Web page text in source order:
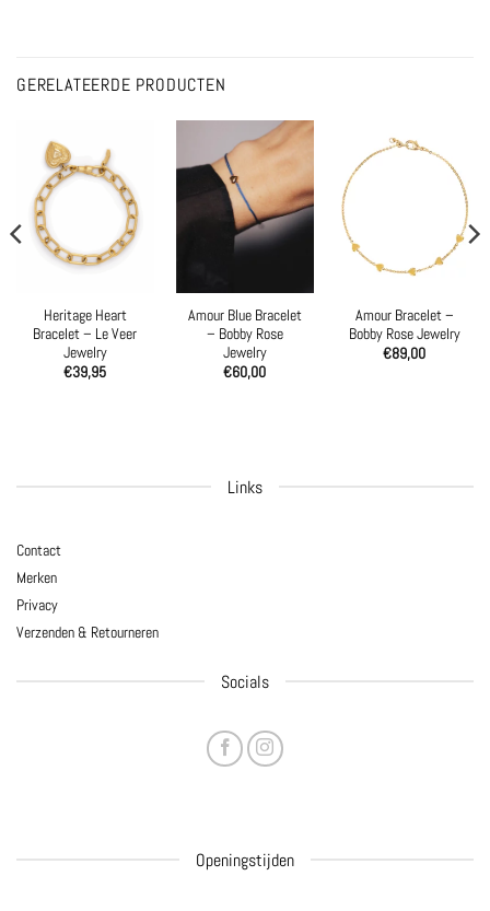
GERELATEERDE PRODUCTEN
Heritage Heart
Bracelet – Le Veer
Jewelry
€39,95
Amour Blue Bracelet
– Bobby Rose
Jewelry
€60,00
Amour Bracelet –
Bobby Rose Jewelry
€89,00
Links
Contact
Merken
Privacy
Verzenden & Retourneren
Socials
Openingstijden